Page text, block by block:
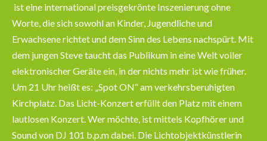
ist eine international preisgekrönte Inszenierung ohne
Worte, die sich sowohl an Kinder, Jugendliche und
Erwachsene richtet und dem Sinn des Lebens nachspürt. Mit
dem jungen Steve taucht das Publikum in eine Welt voller
elektronischer Geräte ein, in der nichts mehr ist wie früher.
Um 21 Uhr heißt es: „Spot ON“ am verkehrsberuhigten
Kirchplatz. Das Licht-Konzert erfüllt den Platz mit einem
lautlosen Konzert. Wer möchte, ist mittels Kopfhörer und
Sound von DJ 101 b.p.m dabei. Die Lichtobjektkünstlerin